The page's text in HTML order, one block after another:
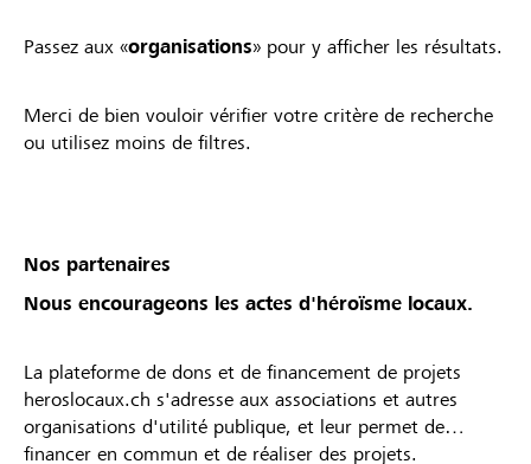
Passez aux «organisations» pour y afficher les résultats.
Merci de bien vouloir vérifier votre critère de recherche
ou utilisez moins de filtres.
Nos partenaires
Nous encourageons les actes d'héroïsme locaux.
La plateforme de dons et de financement de projets
heroslocaux.ch s'adresse aux associations et autres
organisations d'utilité publique, et leur permet de
financer en commun et de réaliser des projets.